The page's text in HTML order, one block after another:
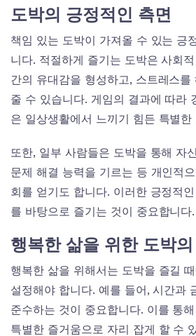
도박의 긍정적인 측면
책임 있는 도박이 가져올 수 있는 긍
니다. 적절하게 즐기는 도박은 사회
간의 유대감을 형성하고, 스트레스
줄 수 있습니다. 게임의 결과에 따라
은 일상생활에서 느끼기 힘든 특별한
또한, 일부 사람들은 도박을 통해 자
문제 해결 능력을 기르는 등 개인적
회를 얻기도 합니다. 이러한 긍정적
를 바탕으로 즐기는 것이 중요합니다.
행복한 삶을 위한 도박의
행복한 삶을 위해서는 도박을 즐길
설정해야 합니다. 예를 들어, 시간과
준수하는 것이 중요합니다. 이를 통
특별한 즐거움으로 자리 잡게 할 수